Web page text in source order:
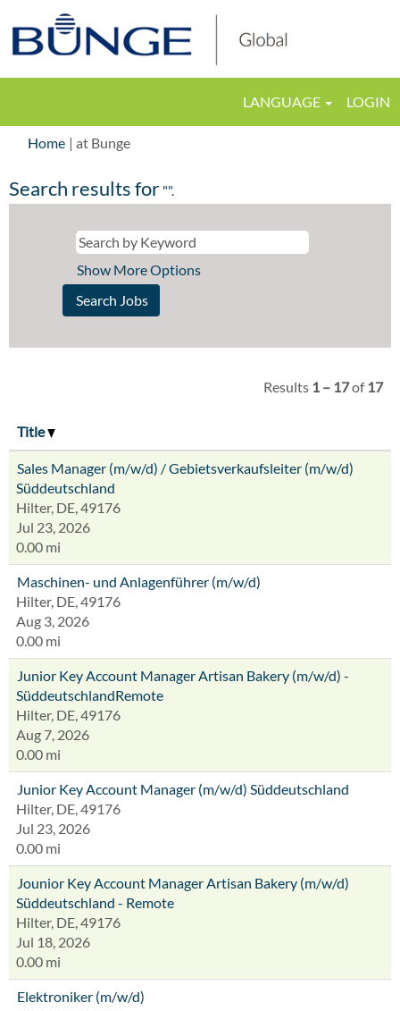
LANGUAGE LOGIN
Home | at Bunge(current
Search results for "".
Show More Options
Results 1 – 17of17
Title
Sales Manager (m/w/d) / Gebietsverkaufsleiter (m/w/d)
Süddeutschland
Hilter, DE, 49176
Jul 23, 2026
0.00 mi
Maschinen- und Anlagenführer (m/w/d)
Hilter, DE, 49176
Aug 3, 2026
0.00 mi
Junior Key Account Manager Artisan Bakery (m/w/d) -
SüddeutschlandRemote
Hilter, DE, 49176
Aug 7, 2026
0.00 mi
Junior Key Account Manager (m/w/d) Süddeutschland
Hilter, DE, 49176
Jul 23, 2026
0.00 mi
Jounior Key Account Manager Artisan Bakery (m/w/d)
Süddeutschland - Remote
Hilter, DE, 49176
Jul 18, 2026
0.00 mi
Elektroniker (m/w/d)